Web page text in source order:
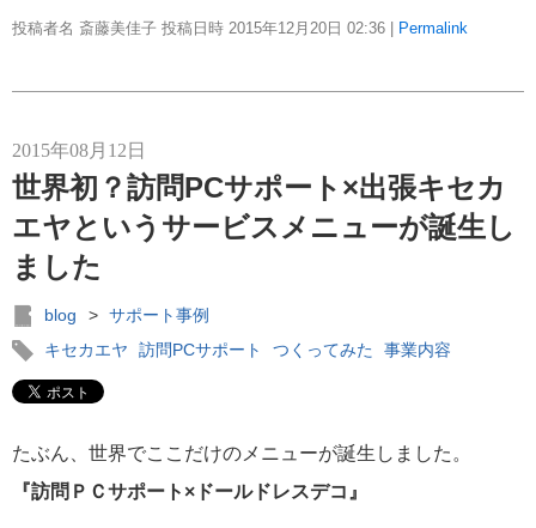
投稿者名 斎藤美佳子 投稿日時 2015年12月20日 02:36 Permalink
2015年08月12日
世界初？訪問PCサポート×出張キセカ
エヤというサービスメニューが誕生し
ました
blog > サポート事例
キセカエヤ
訪問PCサポート つくってみた 事業内容
たぶん、世界でここだけのメニューが誕生しました。
『訪問ＰＣサポート×ドールドレスデコ』